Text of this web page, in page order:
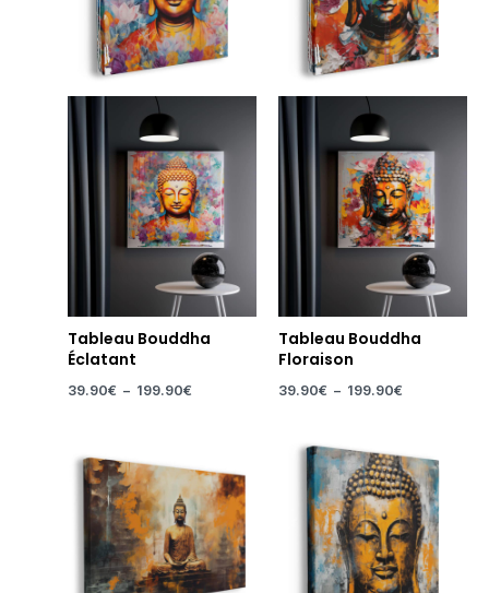
Tableau Bouddha
Éclatant
39.90€ – 199.90€
Tableau Bouddha
Floraison
39.90€ – 199.90€
de
prix :
14.90€
à
219.90€
de
prix :
39.90€
à
199.90€